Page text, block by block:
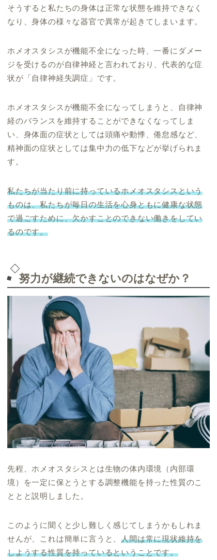
そうすると私たちの身体は正常な状態を維持できなく
なり、身体の様々な器官で異常が起きてしまいます。
ホメオスタシスが機能不全になった時、一番にダメー
ジを受けるのが自律神経と言われており、代表的な症
状が「自律神経失調症」です。
ホメオスタシスが機能不全になってしまうと、自律神
経のバランスを維持することができなくなってしま
い、身体面の症状としては頭痛や動悸、倦怠感など、
精神面の症状としては集中力の低下などが挙げられま
す。
私たちが当たり前に持っているホメオスタシスという
ものは、私たちが毎日の生活を心身ともに健康な状態
で過ごすために、欠かすことのできない働きをしてい
るのです。
努力が継続できないのはなぜか？
先程、ホメオスタシスとは生物の体内環境（内部環
境）を一定に保とうとする調整機能を持った性質のこ
ととと説明しました。
このように聞くと少し難しく感じてしまうかもしれま
せんが、これは簡単に言うと、人間は常に現状維持を
しようする性質を持っているということです。